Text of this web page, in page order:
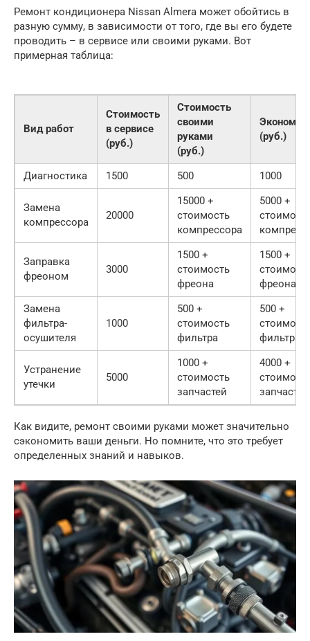
Ремонт кондиционера Nissan Almera может обойтись в
разную сумму, в зависимости от того, где вы его будете
проводить – в сервисе или своими руками. Вот
примерная таблица:
Вид работ
Стоимость
в сервисе
(руб.)
Стоимость
своими
руками
(руб.)
Экономия
(руб.)
Диагностика 1500 500 1000
Замена
компрессора
20000
15000 +
стоимость
компрессора
5000 +
Заправка
фреоном
3000
1500 +
стоимость
фреона
1500 +
фреона
Замена
фильтра-
осушителя
1000
500 +
стоимость
фильтра
500 +
фильтра
Устранение
утечки
5000
1000 +
стоимость
запчастей
4000 +
запчастей
Как видите, ремонт своими руками может значительно
сэкономить ваши деньги. Но помните, что это требует
определенных знаний и навыков.